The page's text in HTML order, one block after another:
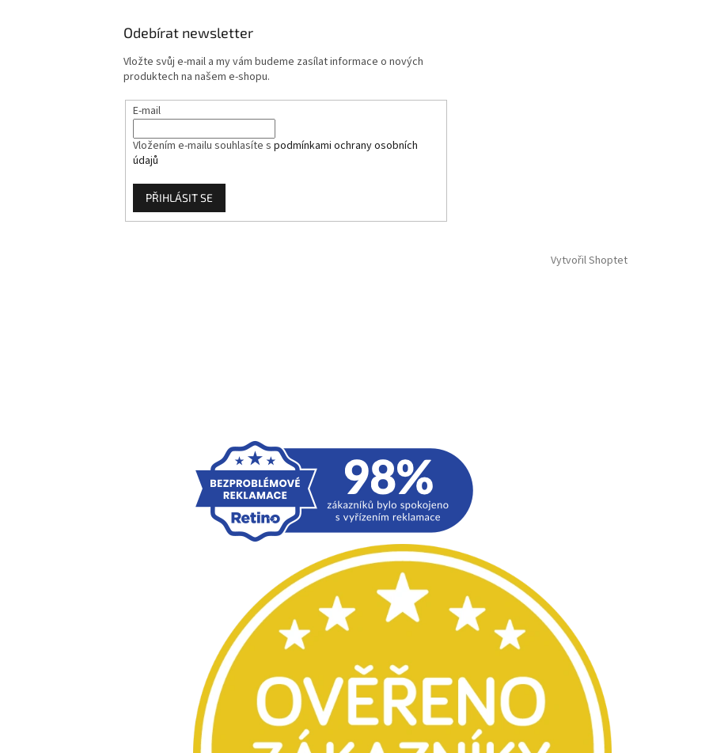
Odebírat newsletter
Vložte svůj e-mail a my vám budeme zasílat informace o nových
produktech na našem e-shopu.
E-mail
Vložením e-mailu souhlasíte s podmínkami ochrany osobních
údajů
PŘIHLÁSIT SE
Vytvořil Shoptet